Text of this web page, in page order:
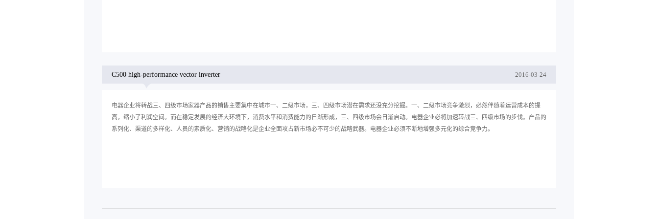
C500 high-performance vector inverter
电器企业将转战三、四级市场家器产品的销售主要集中在城市一、二级市场，三、四级市场潜在需求还没充分挖掘。一、二级市场竞争激烈，必然伴随着运营成本的提
高，缩小了利润空间。而在稳定发展的经济大环境下，消费水平和消费能力的日渐形成，三、四级市场会日渐启动。电器企业必将加速转战三、四级市场的步伐。产品的
系列化、渠道的多样化、人员的素质化、营销的战略化是企业全面攻占新市场必不可少的战略武器。电器企业必须不断地增强多元化的综合竞争力。
2016-03-24